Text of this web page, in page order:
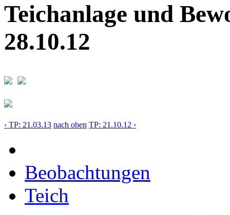
Teichanlage und
28.10.12
‹ TP: 21.03.13 nach oben TP: 21.10.12 ›
Beobachtungen
Teich